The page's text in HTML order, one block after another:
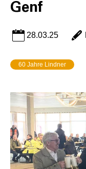
Genf
28.03.25
60 Jahre Lindner